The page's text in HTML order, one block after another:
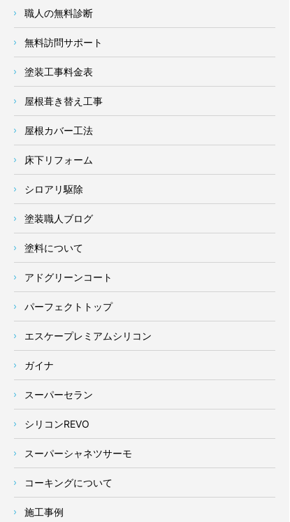
職人の無料診断
無料訪問サポート
塗装工事料金表
屋根葺き替え工事
屋根カバー工法
床下リフォーム
シロアリ駆除
塗装職人ブログ
塗料について
アドグリーンコート
パーフェクトトップ
エスケープレミアムシリコン
ガイナ
スーパーセラン
シリコンREVO
スーパーシャネツサーモ
コーキングについて
施工事例